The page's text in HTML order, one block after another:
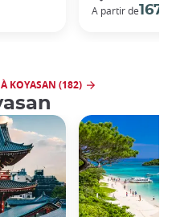
A partir de167
KOYASAN (182)